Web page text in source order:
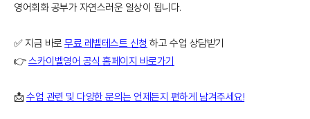
영어회화 공부가 자연스러운 일상이 됩니다.
✅ 지금 바로무료 레벨테스트 신청 하고 수업 상담받기
👉스카이벨영어 공식 홈페이지 바로가기
📩수업 관련 및 다양한 문의는 언제든지 편하게 남겨주세요!